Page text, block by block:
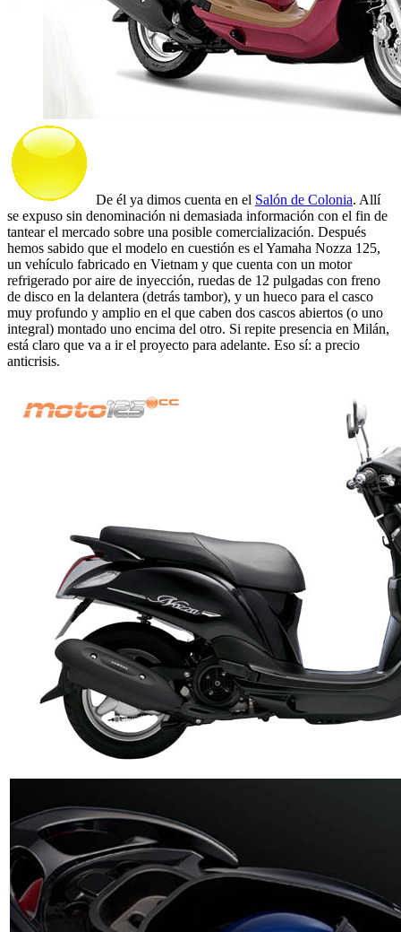
De él ya dimos cuenta en el Salón de Colonia. Allí
se expuso sin denominación ni demasiada información con el fin de
tantear el mercado sobre una posible comercialización. Después
hemos sabido que el modelo en cuestión es el Yamaha Nozza 125,
un vehículo fabricado en Vietnam y que cuenta con un motor
refrigerado por aire de inyección, ruedas de 12 pulgadas con freno
de disco en la delantera (detrás tambor), y un hueco para el casco
muy profundo y amplio en el que caben dos cascos abiertos (o uno
integral) montado uno encima del otro. Si repite presencia en Milán,
está claro que va a ir el proyecto para adelante. Eso sí: a precio
anticrisis.